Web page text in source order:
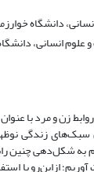
دانشگاه
انسانی، دانشگاه
زن و مرد با
زندگی
به شکل‌دهی چنین